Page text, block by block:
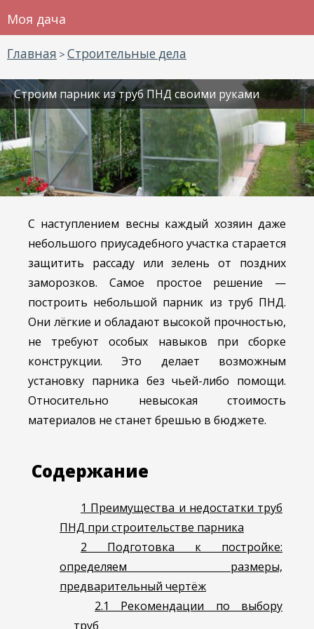
Моя дача
Главная > Строительные дела
Строим парник из труб ПНД своими руками
С наступлением весны каждый хозяин даже
небольшого приусадебного участка старается
защитить рассаду или зелень от поздних
заморозков. Самое простое решение —
построить небольшой парник из труб ПНД.
Они лёгкие и обладают высокой прочностью,
не требуют особых навыков при сборке
конструкции. Это делает возможным
установку парника без чьей-либо помощи.
Относительно невысокая стоимость
материалов не станет брешью в бюджете.
Содержание
1 Преимущества и недостатки труб
ПНД при строительстве парника
2 Подготовка к постройке:
определяем размеры,
предварительный чертёж
2.1
Рекомендации по выбору
труб